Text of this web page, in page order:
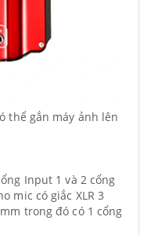
thể gắn máy ảnh lên
Input 1 và 2 cổng
mic có giắc XLR 3
trong đó có 1 cổng